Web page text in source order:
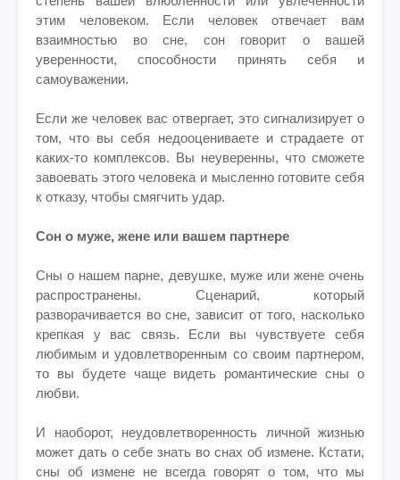
этим человеком. Если человек отвечает вам
взаимностью во сне, сон говорит о вашей
уверенности, способности принять себя и
самоуважении.
Если же человек вас отвергает, это сигнализирует о
том, что вы себя недооцениваете и страдаете от
каких-то комплексов. Вы неуверенны, что сможете
завоевать этого человека и мысленно готовите себя
к отказу, чтобы смягчить удар.
Сон о муже, жене или вашем партнере
Сны о нашем парне, девушке, муже или жене очень
распространены. Сценарий, который
разворачивается во сне, зависит от того, насколько
крепкая у вас связь. Если вы чувствуете себя
любимым и удовлетворенным со своим партнером,
то вы будете чаще видеть романтические сны о
любви.
И наоборот, неудовлетворенность личной жизнью
может дать о себе знать во снах об измене. Кстати,
сны об измене не всегда говорят о том, что мы